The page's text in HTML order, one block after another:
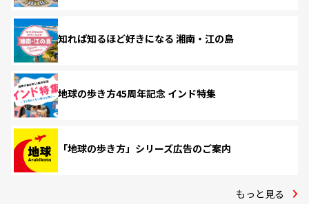
知れば知るほど好きになる 湘南・江の島
地球の歩き方45周年記念 インド特集
「地球の歩き方」シリーズ広告のご案内
もっと見る